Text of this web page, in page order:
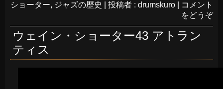
ショーター, ジャズの歴史 投稿者 : drumskuro
コメント
をどうぞ
ウェイン・ショーター43 アトラン
ティス